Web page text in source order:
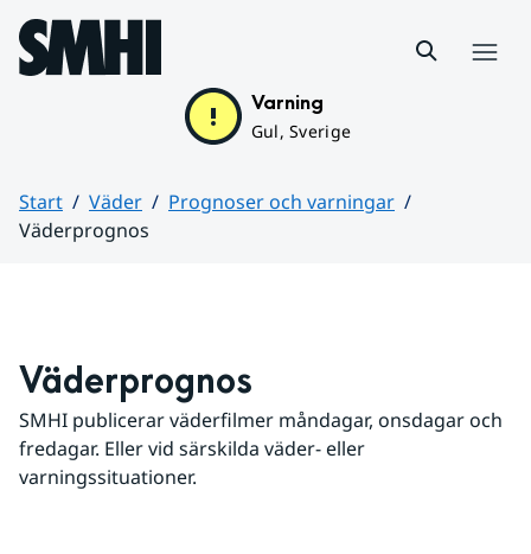
Hoppa till sidans innehåll
Varning
Gul, Sverige
Start Väder
Prognoser och varningar
Väderprognos
Väderprognos
SMHI publicerar väderfilmer måndagar, onsdagar och
fredagar. Eller vid särskilda väder- eller
varningssituationer.